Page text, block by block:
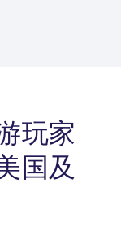
玩家
国及